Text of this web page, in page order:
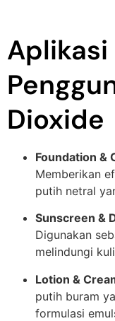
Aplikasi
Dioxide
Foundation &
Memberikan
putih netral
Sunscreen &
Digunakan
melindungi
Lotion &
putih buram
formulasi